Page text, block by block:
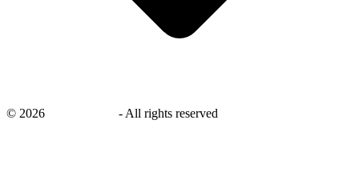
© 2026 - All rights reserved